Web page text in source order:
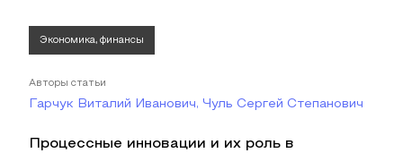
Экономика, финансы
Авторы статьи
Гарчук Виталий Иванович, Чуль Сергей Степанович
Процессные инновации и их роль в